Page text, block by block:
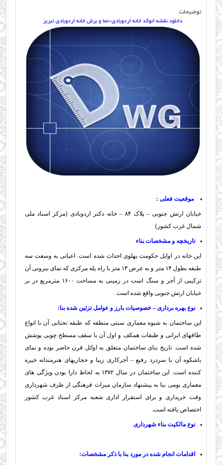
توضیحات
دانلود نقشه اتوکد خانه اردوبادی-نما و برش خانه اردوبادی تبریز
موقعیت فعلی :
خیابان ارتش جنوبی – پلاک ۸۴ – خانه دکتر اردوبادی (مرکز اسناد ملی
شمال غرب کشور)
تاریخچه و مشخصات بناء
این خانه در اوایل حکومت پهلوی احداث شده است. اعیانی به وسعت سه
طبقه بطول ۱۴ متر و به عرض ۱۳ متر با راه پله مرکزی که نمای بیرونی آن
ترکیبی از آجر و سنگ است در زمینی به مساحت ۱۶۰۰ مترمربع در بر
خیابان ارتش جنوبی واقع شده است .
نوع بهره برداری – خصوصیات بارز و عوامل تزئین شده بنا:
این ساختمان به شیوه معماری سنتی منطقه که طبقه تحتانی آن با انواع
طاقهای ایرانی و طبقات همکف و اول آن با سقف مسطح چوبی پوشش
شده است. تاریخ بنای ساختمان متعلق به اوائل قرن حاضر بوده و نمای
باشکوه آن با سردرد رفيع – آجرکاری زیبا و حجاریهای هنرمندانه خیره
کننده است.
این ساختمان در سال ۱۳۷۲ به لحاظ دارا بودن ویژگی های
معماری بومی بنا به پیشنهاد سازمان میراث فرهنگی از طرف شهرداری
وقت خریداری و برای استقرار اداری شعبه مرکز اسناد غرب کشور
اختصاص یافته است.
نوع مالکیت بناء شهرداری
اقدامات انجام شده در مورد بنا با ذکر مشخصات: